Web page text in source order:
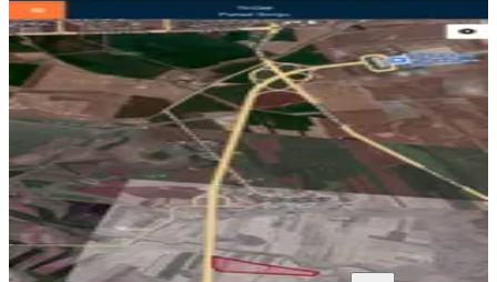
Cumaya Kadar Acil Satılık
Diyarbakır, Bağlar
2205 m²·Parselli, Yolu Açılmış· 950/m²
06.08.2026
2.095.000 ₺
CANENSAR GAYRİMENKULİdris Can
Ara